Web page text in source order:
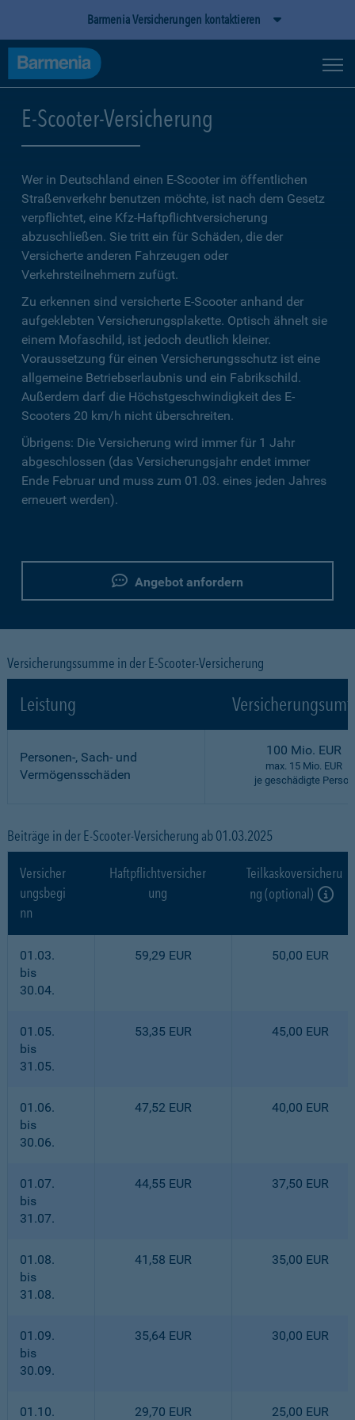
Barmenia Versicherungen kontaktieren
E-Scooter-Versicherung
Wer in Deutschland einen E-Scooter im öffentlichen
Straßenverkehr benutzen möchte, ist nach dem Gesetz
verpflichtet, eine Kfz-Haftpflichtversicherung
abzuschließen. Sie tritt ein für Schäden, die der
Versicherte anderen Fahrzeugen oder
Verkehrsteilnehmern zufügt.
Zu erkennen sind versicherte E-Scooter anhand der
aufgeklebten Versicherungsplakette. Optisch ähnelt sie
einem Mofaschild, ist jedoch deutlich kleiner.
Voraussetzung für einen Versicherungsschutz ist eine
allgemeine Betriebserlaubnis und ein Fabrikschild.
Außerdem darf die Höchstgeschwindigkeit des E-
Scooters 20 km/h nicht überschreiten.
Übrigens: Die Versicherung wird immer für 1 Jahr
abgeschlossen (das Versicherungsjahr endet immer
Ende Februar und muss zum 01.03. eines jeden Jahres
erneuert werden).
Angebot anfordern
Versicherungssumme in der E-Scooter-Versicherung
Leistung
Personen-, Sach- und
Vermögensschäden
100 Mio. EUR
max. 15 Mio. EUR
je geschädigte Person
Beiträge in der E-Scooter-Versicherung ab 01.03.2025
Versicher
ungsbegi
nn
Haftpflichtversicher
ung
Teilkaskoversicheru
ng (optional)
01.03.
bis
30.04.
59,29 EUR 50,00 EUR
01.05.
bis
31.05.
53,35 EUR 45,00 EUR
01.06.
bis
30.06.
47,52 EUR 40,00 EUR
01.07.
bis
31.07.
44,55 EUR 37,50 EUR
01.08.
bis
31.08.
41,58 EUR 35,00 EUR
01.09.
bis
30.09.
35,64 EUR 30,00 EUR
01.10. 29,70 EUR 25,00 EUR